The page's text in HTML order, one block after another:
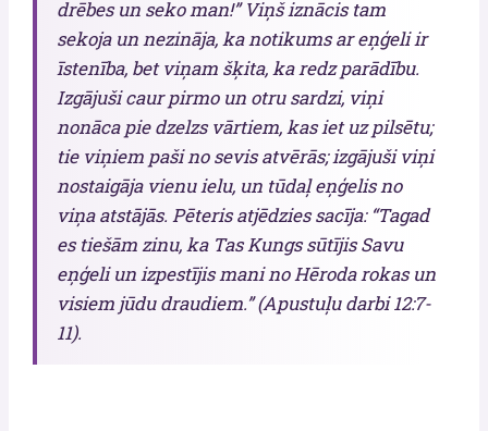
drēbes un seko man!” Viņš iznācis tam
sekoja un nezināja, ka notikums ar eņģeli ir
īstenība, bet viņam šķita, ka redz parādību.
Izgājuši caur pirmo un otru sardzi, viņi
nonāca pie dzelzs vārtiem, kas iet uz pilsētu;
tie viņiem paši no sevis atvērās; izgājuši viņi
nostaigāja vienu ielu, un tūdaļ eņģelis no
viņa atstājās. Pēteris atjēdzies sacīja: “Tagad
es tiešām zinu, ka Tas Kungs sūtījis Savu
eņģeli un izpestījis mani no Hēroda rokas un
visiem jūdu draudiem.” (Apustuļu darbi 12:7-
11).